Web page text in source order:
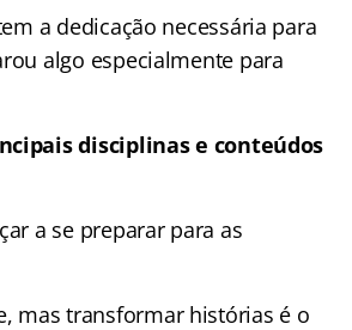
a dedicação necessária para
algo especialmente para
disciplinas e conteúdos
a se preparar para as
mas transformar histórias é o